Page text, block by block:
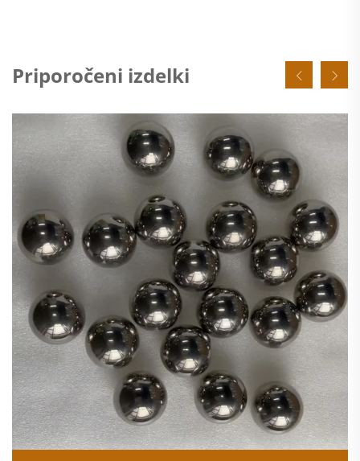
Priporočeni izdelki